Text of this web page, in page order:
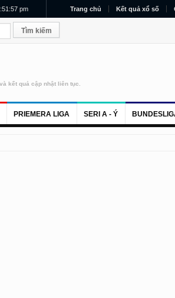
pm Trang chủ Kết quả xổ số
kết quả cập nhật liên tục.
PRIEMERA LIGA SERI A - Ý